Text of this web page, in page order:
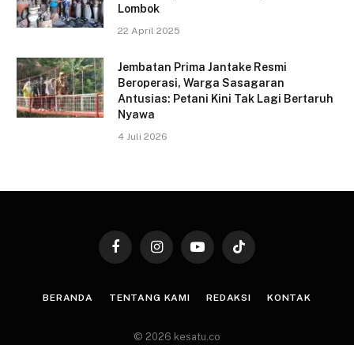
Lombok
22 April 2025
Jembatan Prima Jantake Resmi
Beroperasi, Warga Sasagaran
Antusias: Petani Kini Tak Lagi Bertaruh
Nyawa
4 Juli 2026
FacebookInstagramYouTubeTikTok
BERANDA TENTANG KAMI REDAKSI KONTAK
© 2026 kesatu.co